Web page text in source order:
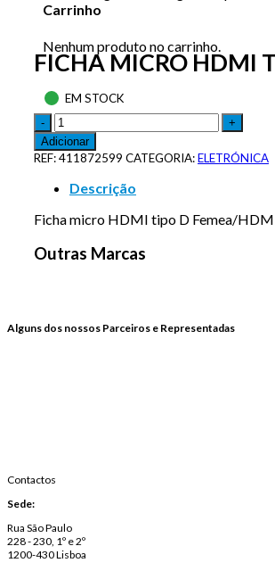
Carrinho
Nenhum produto no carrinho.
FICHA MICRO HDMI
EM STOCK
Adicionar
REF:411872599 CATEGORIA:ELETRÓNICA
Descrição
Ficha micro HDMI tipo D Femea/
Outras Marcas
Alguns dos nossos Parceiros e Representadas
Contactos
Sede:
Rua São Paulo
228 - 230, 1º e 2º
1200-430 Lisboa